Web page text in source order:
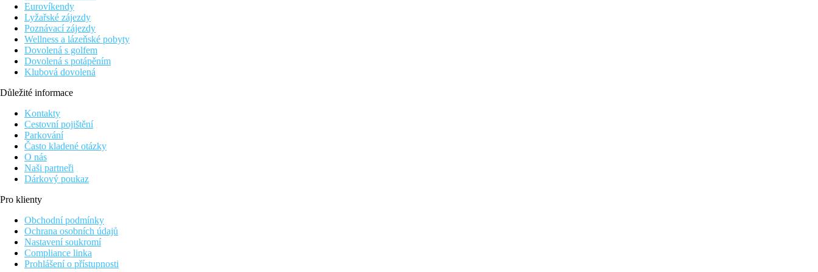
koupelna/WC (vysoušeč vlasů)
balkon nebo terasa
trezor (za poplatek cca 3 EUR/den)
TV se satelitním příjmem
telefon
minilednička
set pro přípravu čaje a kávy
Ostatní typy pokojů
Dvoulůžkový pokoj, Výhled moře
Suita, 1 ložnice, Výhled zahrada:
Suita, 1 ložnice, Výhled moře:
Popis hotelu
vstupní hala s recepcí
bar u bazénu
2 bazény se sladkou vodou (lehátka, slunečníky a osušky zdarma)
dětský bazén
dětské hřiště
snack bar
Eurovíkendy
Lyžařské zájezdy
Poznávací zájezdy
Wellness a lázeňské pobyty
Dovolená s golfem
Dovolená s potápěním
Klubová dovolená
Důležité informace
Kontakty
Cestovní pojištění
Parkování
Často kladené otázky
O nás
Naši partneři
Dárkový poukaz
Pro klienty
Obchodní podmínky
Ochrana osobních údajů
Nastavení soukromí
Compliance linka
Prohlášení o přístupnosti